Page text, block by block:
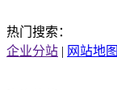
热门搜索：
企业分站 | 网站地图